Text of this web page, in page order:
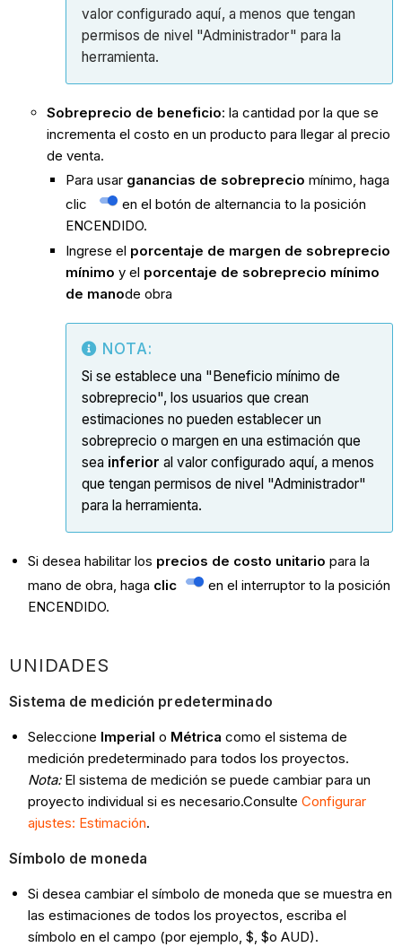
valor configurado aquí, a menos que tengan
permisos de nivel "Administrador" para la
herramienta.
Sobreprecio de beneficio: la cantidad por la que se
incrementa el costo en un producto para llegar al precio
de venta.
Para usar ganancias de sobreprecio mínimo, haga
clic
en el botón de alternancia to la posición
ENCENDIDO.
Ingrese el porcentaje de margen de sobreprecio
mínimo y el porcentaje de sobreprecio mínimo
de manode obra
NOTA:
Si se establece una "Beneficio mínimo de
sobreprecio", los usuarios que crean
estimaciones no pueden establecer un
sobreprecio o margen en una estimación que
sea inferior al valor configurado aquí, a menos
que tengan permisos de nivel "Administrador"
para la herramienta.
Si desea habilitar los precios de costo unitario para la
mano de obra, haga clic
en el interruptor to la posición
ENCENDIDO.
UNIDADES
Sistema de medición predeterminado
Seleccione Imperial o Métrica como el sistema de
medición predeterminado para todos los proyectos.
Nota: El sistema de medición se puede cambiar para un
proyecto individual si es necesario.ConsulteConfigurar
ajustes: Estimación.
Símbolo de moneda
Si desea cambiar el símbolo de moneda que se muestra en
las estimaciones de todos los proyectos, escriba el
símbolo en el campo (por ejemplo, $, $o AUD).